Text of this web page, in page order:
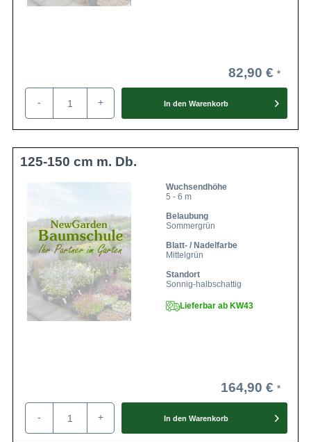
82,90 €
- + In den Warenkorb
125-150 cm m. Db.
Wuchsendhöhe
5 - 6 m
Belaubung
Sommergrün
Blatt- / Nadelfarbe
Mittelgrün
Standort
Sonnig-halbschattig
Lieferbar ab KW43
164,90 €
- + In den Warenkorb